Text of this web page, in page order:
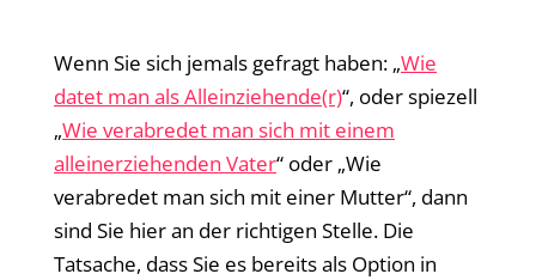
Wenn Sie sich jemals gefragt haben: „Wie
datet man als Alleinziehende(r)“, oder spiezell
„Wie verabredet man sich mit einem
alleinerziehenden Vater“ oder „Wie
verabredet man sich mit einer Mutter“, dann
sind Sie hier an der richtigen Stelle. Die
Tatsache, dass Sie es bereits als Option in